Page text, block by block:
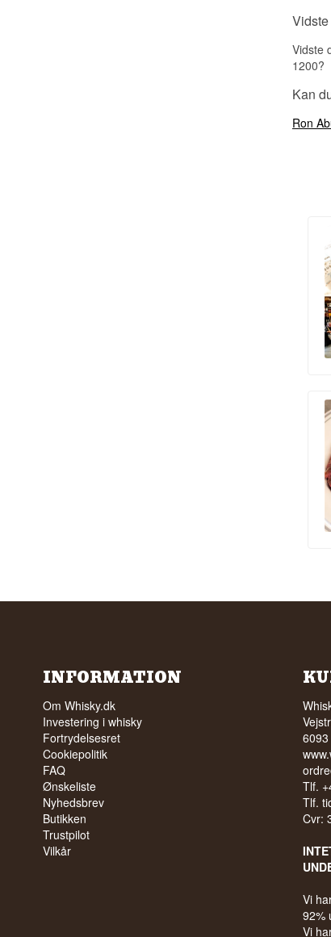
Vidste
1200?
Kan
Ron
INFORMATION
Om Whisky.dk
Investering i whisky
Fortrydelsesret
Cookiepolitik
FAQ
Ønskeliste
Nyhedsbrev
Butikken
Trustpilot
Vilkår
Tlf.
Tlf.
Cvr:
Vi
92%
Vi